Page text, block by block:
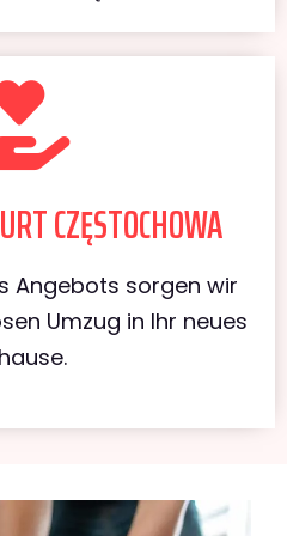
CZĘSTOCHOWA
Angebots sorgen wir
Umzug in Ihr neues